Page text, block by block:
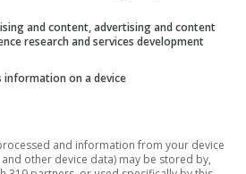
Feb 24, 2014
and content, advertising and content
research and services development
information on a device
and information from your device
other device data) may be stored by,